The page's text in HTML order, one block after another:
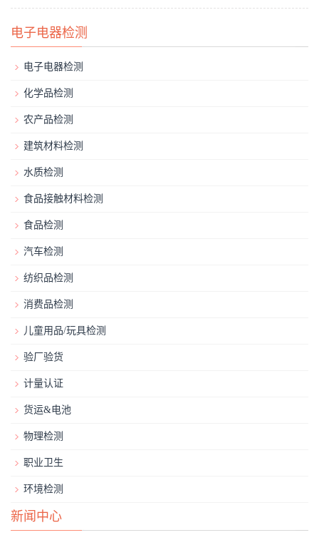
电子电器检测
电子电器检测
化学品检测
农产品检测
建筑材料检测
水质检测
食品接触材料检测
食品检测
汽车检测
纺织品检测
消费品检测
儿童用品/玩具检测
验厂验货
计量认证
货运&电池
物理检测
职业卫生
环境检测
新闻中心